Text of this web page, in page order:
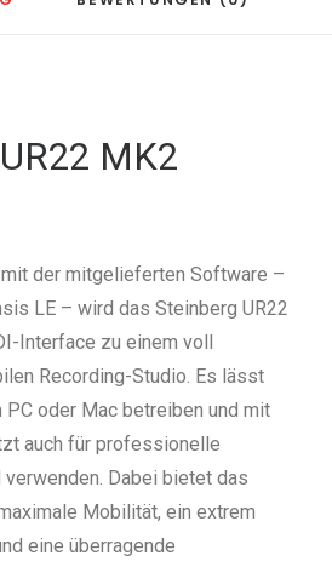
MK2
der mitgelieferten Software –
LE – wird das Steinberg UR22
Interface zu einem voll
Recording-Studio. Es lässt
oder Mac betreiben und mit
auch für professionelle
verwenden. Dabei bietet das
Mobilität, ein extrem
eine überragende